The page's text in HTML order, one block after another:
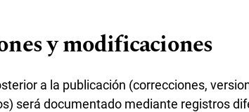
y modificaciones
a la publicación (correcciones,
será documentado mediante registros